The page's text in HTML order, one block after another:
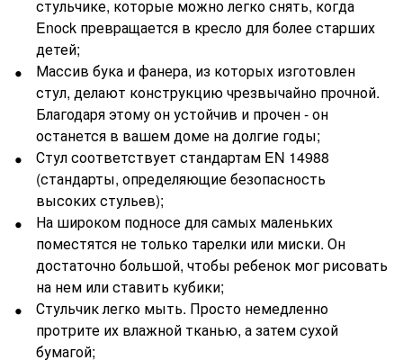
стульчике, которые можно легко снять, когда
Enock превращается в кресло для более старших
детей;
Массив бука и фанера, из которых изготовлен
стул, делают конструкцию чрезвычайно прочной.
Благодаря этому он устойчив и прочен - он
останется в вашем доме на долгие годы;
Стул соответствует стандартам EN 14988
(стандарты, определяющие безопасность
высоких стульев);
На широком подносе для самых маленьких
поместятся не только тарелки или миски. Он
достаточно большой, чтобы ребенок мог рисовать
на нем или ставить кубики;
Стульчик легко мыть. Просто немедленно
протрите их влажной тканью, а затем сухой
бумагой;